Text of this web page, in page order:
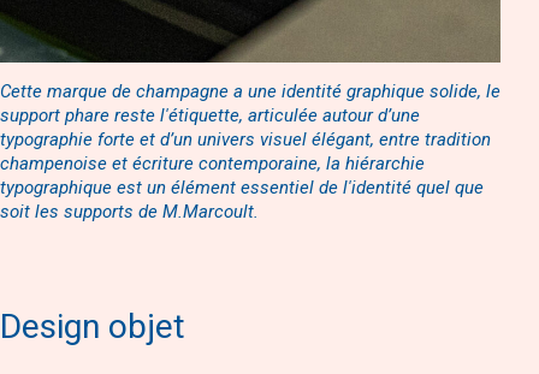
Cette marque de champagne a une identité graphique solide, le
support phare reste l'étiquette, articulée autour d’une
typographie forte et d’un univers visuel élégant, entre tradition
champenoise et écriture contemporaine, la hiérarchie
typographique est un élément essentiel de l'identité quel que
soit les supports de M.Marcoult.
Design objet